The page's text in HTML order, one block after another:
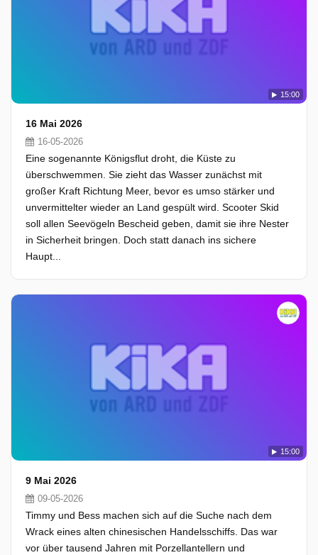
15:00
16 Mai 2026
16-05-2026
Eine sogenannte Königsflut droht, die Küste zu
überschwemmen. Sie zieht das Wasser zunächst mit
großer Kraft Richtung Meer, bevor es umso stärker und
unvermittelter wieder an Land gespült wird. Scooter Skid
soll allen Seevögeln Bescheid geben, damit sie ihre Nester
in Sicherheit bringen. Doch statt danach ins sichere
Haupt...
15:00
9 Mai 2026
09-05-2026
Timmy und Bess machen sich auf die Suche nach dem
Wrack eines alten chinesischen Handelsschiffs. Das war
vor über tausend Jahren mit Porzellantellern und